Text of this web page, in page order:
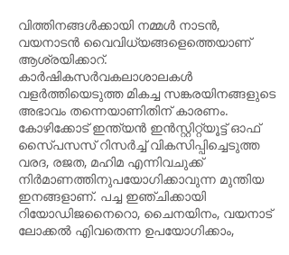
വിത്തിനങ്ങൾക്കായി നമ്മൾ നാടൻ,
വയനാടൻ വൈവിധ്യങ്ങളെത്തെയാണ്
ആശ്രയിക്കാറ്.
കാർഷികസർവകലാശാലകൾ
വളർത്തിയെടുത്ത മികച്ച സങ്കരയിനങ്ങളുടെ
അഭാവം തന്നെയാണിതിന് കാരണം.
കോഴിക്കോട് ഇന്ത്യൻ ഇൻസ്റ്റിറ്റ്യൂട്ട് ഓഫ്
സൈ്പസസ് റിസർച്ച് വികസിപ്പിച്ചെടുത്ത
വരദ, രജത, മഹിമ എന്നിവചുക്ക്
നിർമാണത്തിനുപയോഗിക്കാവുന്ന മുന്തിയ
ഇനങ്ങളാണ്. പച്ച ഇഞ്ചിക്കായി
റിയോഡിജനൈറൊ, ചൈനയിനം, വയനാട്
ലോക്കൽ എിവതെന്ന ഉപയോഗിക്കാം,